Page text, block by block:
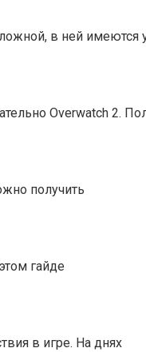
в ней имеются
Overwatch 2.
получить
гайде
в игре. На днях